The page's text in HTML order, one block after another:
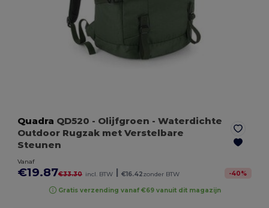
Quadra QD520 - Olijfgroen - Waterdichte
Outdoor Rugzak met Verstelbare
Steunen
Vanaf
€19.87€33.30 incl. BTW | €16.42zonder BTW -40%
Gratis verzending vanaf €69 vanuit dit magazijn